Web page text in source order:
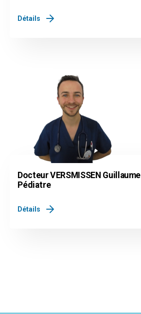
Détails
Docteur VERSMISSEN Guillaume
Pédiatre
Détails